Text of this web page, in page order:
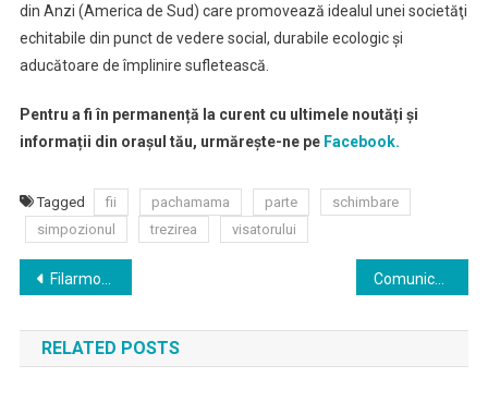
din Anzi (America de Sud) care promovează idealul unei societăţi
echitabile din punct de vedere social, durabile ecologic şi
aducătoare de împlinire sufletească.
Pentru a fi în permanență la curent cu ultimele noutăți și
informații din orașul tău, urmărește-ne peFacebook.
Tagged fii pachamama parte
schimbare
simpozionul
trezirea visatorului
Navigare
în
articole
Filarmonica „Oltenia” Craiova / Stagiunea 2019/2020
RELATED POSTS